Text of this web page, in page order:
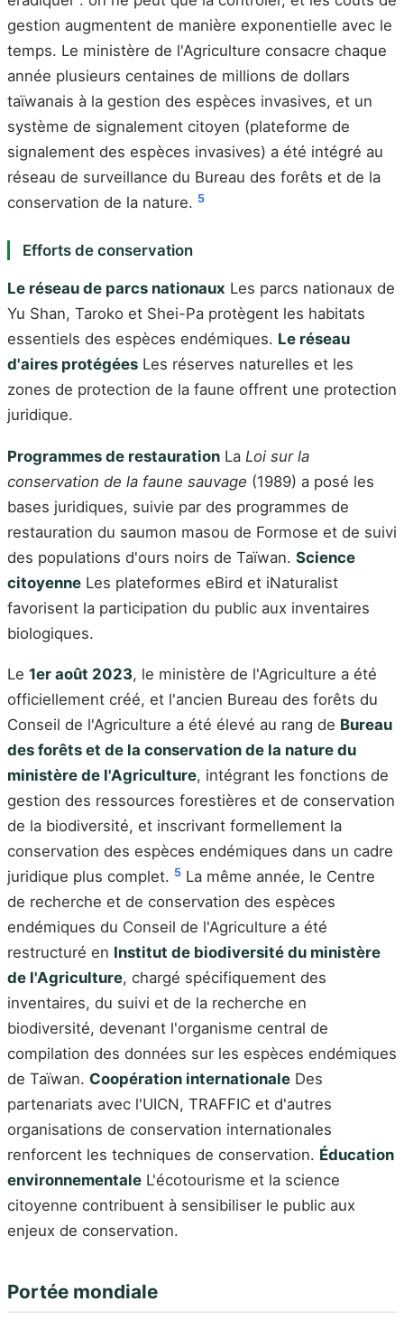
gestion augmentent de manière exponentielle avec le
temps. Le ministère de l'Agriculture consacre chaque
année plusieurs centaines de millions de dollars
taïwanais à la gestion des espèces invasives, et un
système de signalement citoyen (plateforme de
signalement des espèces invasives) a été intégré au
réseau de surveillance du Bureau des forêts et de la
conservation de la nature. 5
Efforts de conservation
Le réseau de parcs nationaux Les parcs nationaux de
Yu Shan, Taroko et Shei-Pa protègent les habitats
essentiels des espèces endémiques. Le réseau
d'aires protégées Les réserves naturelles et les
zones de protection de la faune offrent une protection
juridique.
Programmes de restauration La Loi sur la
conservation de la faune sauvage (1989) a posé les
bases juridiques, suivie par des programmes de
restauration du saumon masou de Formose et de suivi
des populations d'ours noirs de Taïwan. Science
citoyenne Les plateformes eBird et iNaturalist
favorisent la participation du public aux inventaires
biologiques.
Le 1er août 2023, le ministère de l'Agriculture a été
officiellement créé, et l'ancien Bureau des forêts du
Conseil de l'Agriculture a été élevé au rang de Bureau
des forêts et de la conservation de la nature du
ministère de l'Agriculture, intégrant les fonctions de
gestion des ressources forestières et de conservation
de la biodiversité, et inscrivant formellement la
conservation des espèces endémiques dans un cadre
juridique plus complet. 5 La même année, le Centre
de recherche et de conservation des espèces
endémiques du Conseil de l'Agriculture a été
restructuré en Institut de biodiversité du ministère
de l'Agriculture, chargé spécifiquement des
inventaires, du suivi et de la recherche en
biodiversité, devenant l'organisme central de
compilation des données sur les espèces endémiques
de Taïwan. Coopération internationale Des
partenariats avec l'UICN, TRAFFIC et d'autres
organisations de conservation internationales
renforcent les techniques de conservation. Éducation
environnementale L'écotourisme et la science
citoyenne contribuent à sensibiliser le public aux
enjeux de conservation.
Portée mondiale